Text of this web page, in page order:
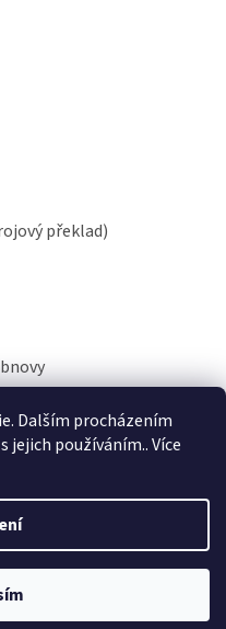
Dalším procházením
jejich používáním.. Více
překlad)
práva vyhrazena.